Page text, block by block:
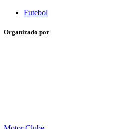
Futebol
Organizado por